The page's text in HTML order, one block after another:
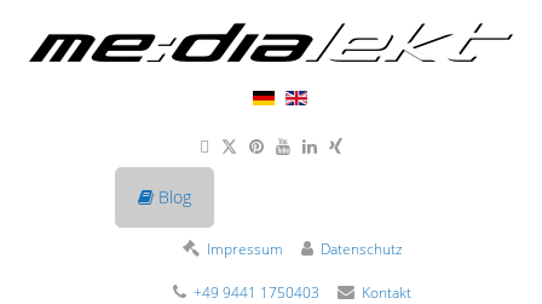
Blog
Impressum Datenschutz
+49 9441 1750403 Kontakt